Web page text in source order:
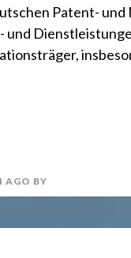
Patent-
AGO BY